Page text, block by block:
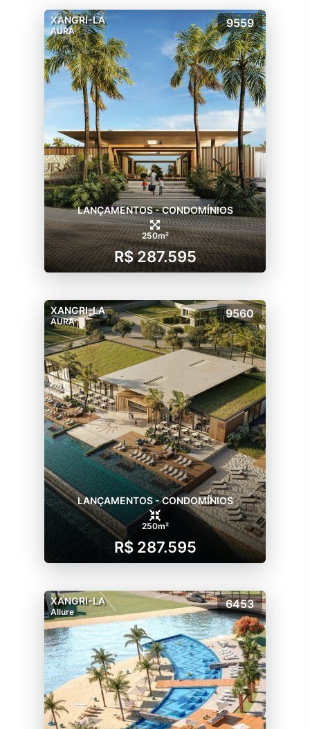
XANGRI-LA
AURA
9559
LANÇAMENTOS - CONDOMÍNIOS
250m²
R$ 287.595
XANGRI-LA
AURA
9560
LANÇAMENTOS - CONDOMÍNIOS
250m²
R$ 287.595
XANGRI-LA
Allure
6453